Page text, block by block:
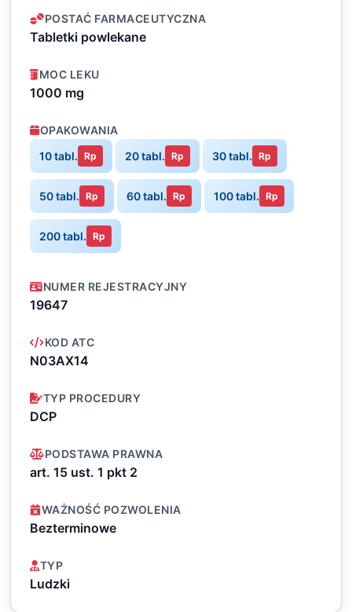
POSTAĆ FARMACEUTYCZNA
Tabletki powlekane
MOC LEKU
1000 mg
OPAKOWANIA
10 tabl. Rp 20 tabl. Rp 30 tabl. Rp
50 tabl. Rp 60 tabl. Rp 100 tabl. Rp
200 tabl. Rp
NUMER REJESTRACYJNY
19647
KOD ATC
N03AX14
TYP PROCEDURY
DCP
PODSTAWA PRAWNA
art. 15 ust. 1 pkt 2
WAŻNOŚĆ POZWOLENIA
Bezterminowe
TYP
Ludzki